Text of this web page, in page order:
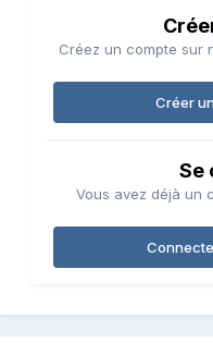
Créez un compte sur
Créer
Se
Vous avez déjà un